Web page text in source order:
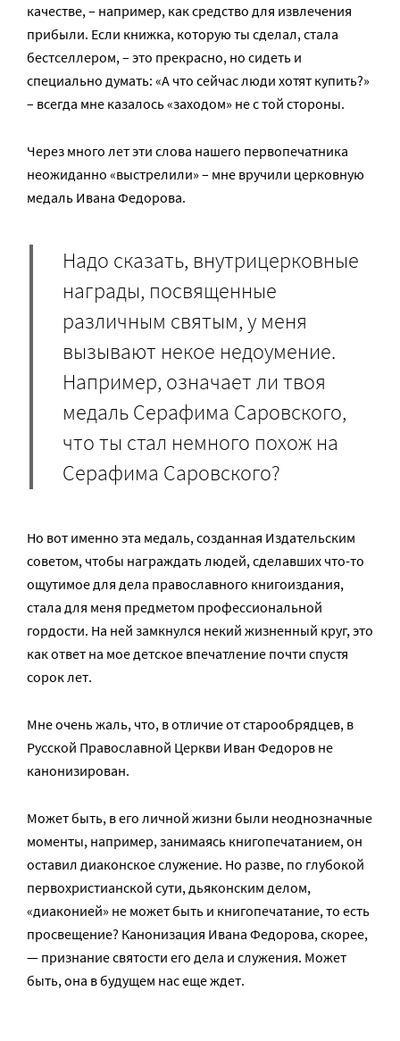
качестве, – например, как средство для извлечения
прибыли. Если книжка, которую ты сделал, стала
бестселлером, – это прекрасно, но сидеть и
специально думать: «А что сейчас люди хотят купить?»
– всегда мне казалось «заходом» не с той стороны.
Через много лет эти слова нашего первопечатника
неожиданно «выстрелили» – мне вручили церковную
медаль Ивана Федорова.
Надо сказать, внутрицерковные
награды, посвященные
различным святым, у меня
вызывают некое недоумение.
Например, означает ли твоя
медаль Серафима Саровского,
что ты стал немного похож на
Серафима Саровского?
Но вот именно эта медаль, созданная Издательским
советом, чтобы награждать людей, сделавших что-то
ощутимое для дела православного книгоиздания,
стала для меня предметом профессиональной
гордости. На ней замкнулся некий жизненный круг, это
как ответ на мое детское впечатление почти спустя
сорок лет.
Мне очень жаль, что, в отличие от старообрядцев, в
Русской Православной Церкви Иван Федоров не
канонизирован.
Может быть, в его личной жизни были неоднозначные
моменты, например, занимаясь книгопечатанием, он
оставил диаконское служение. Но разве, по глубокой
первохристианской сути, дьяконским делом,
«диаконией» не может быть и книгопечатание, то есть
просвещение? Канонизация Ивана Федорова, скорее,
— признание святости его дела и служения. Может
быть, она в будущем нас еще ждет.